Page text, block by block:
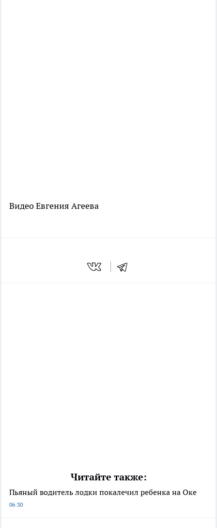
Видео Евгения Агеева
Читайте также:
Пьяный водитель лодки покалечил ребенка на Оке
06:30